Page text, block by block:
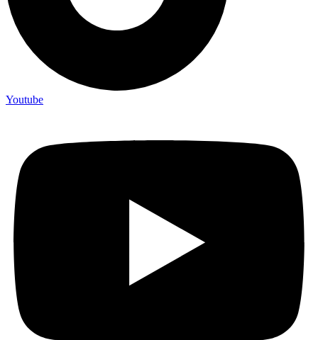
Youtube